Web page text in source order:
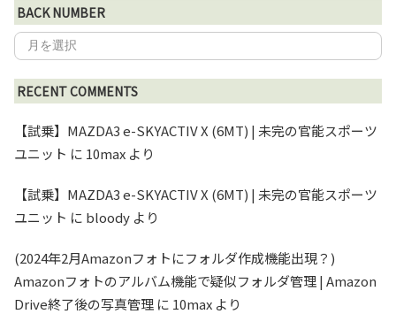
BACK NUMBER
RECENT COMMENTS
【試乗】MAZDA3 e-SKYACTIV X (6MT) | 未完の官能スポーツ
ユニット に 10max より
【試乗】MAZDA3 e-SKYACTIV X (6MT) | 未完の官能スポーツ
ユニット に bloody より
(2024年2月Amazonフォトにフォルダ作成機能出現？)
Amazonフォトのアルバム機能で疑似フォルダ管理 | Amazon
Drive終了後の写真管理 に 10max より